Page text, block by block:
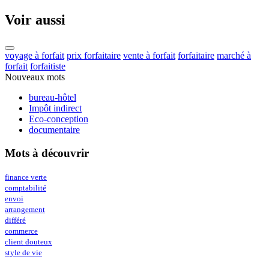
Voir aussi
voyage à forfait prix forfaitaire vente à forfait forfaitaire marché à
forfait forfaitiste
Nouveaux mots
bureau-hôtel
Impôt indirect
Eco-conception
documentaire
Mots à découvrir
finance verte
comptabilité
envoi
arrangement
différé
commerce
client douteux
style de vie